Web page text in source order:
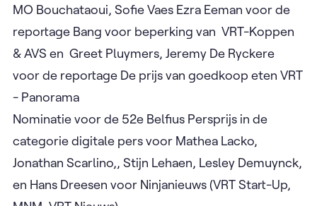
MO Bouchataoui, Sofie Vaes Ezra Eeman voor de
reportage Bang voor beperking van VRT-Koppen
& AVS en Greet Pluymers, Jeremy De Ryckere
voor de reportage De prijs van goedkoop eten VRT
- Panorama
Nominatie voor de 52e Belfius Persprijs in de
categorie digitale pers voor Mathea Lacko,
Jonathan Scarlino,, Stijn Lehaen, Lesley Demuynck,
en Hans Dreesen voor Ninjanieuws (VRT Start-Up,